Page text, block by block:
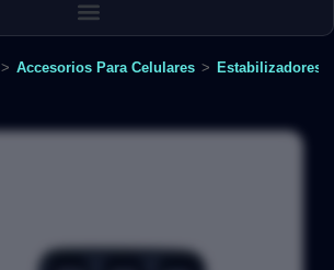
> Accesorios Para Celulares > Estabilizadores